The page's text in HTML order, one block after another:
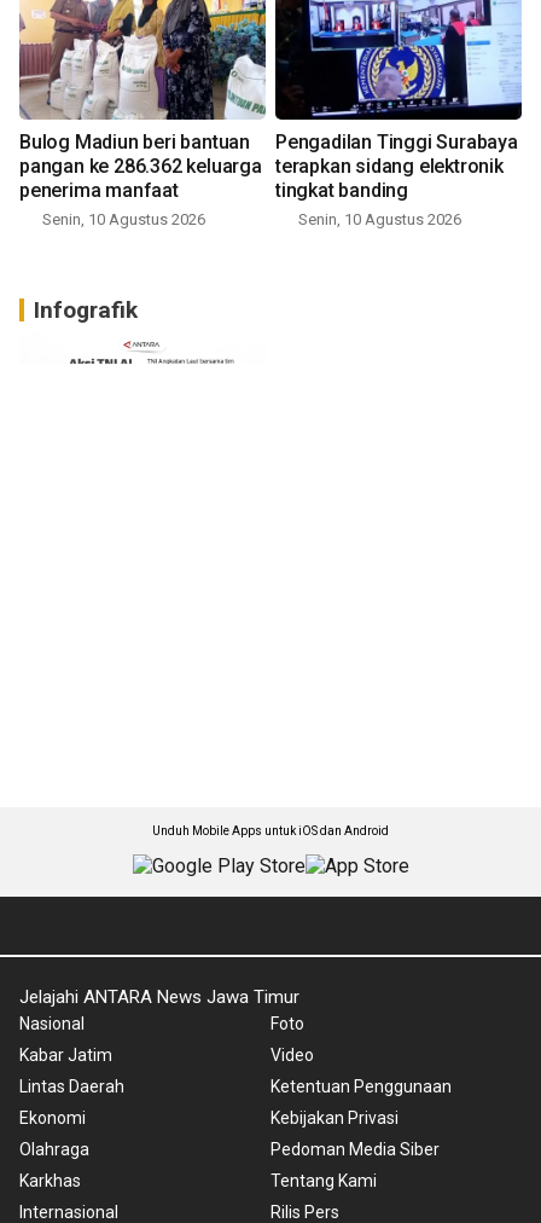
Bulog Madiun beri bantuan
pangan ke 286.362 keluarga
penerima manfaat
Senin, 10 Agustus 2026
Pengadilan Tinggi Surabaya
terapkan sidang elektronik
tingkat banding
Senin, 10 Agustus 2026
Infografik
Unduh Mobile Apps untuk iOS dan Android
Jelajahi ANTARA News Jawa Timur
Nasional
Kabar Jatim
Lintas Daerah
Ekonomi
Olahraga
Karkhas
Internasional
Foto
Video
Ketentuan Penggunaan
Kebijakan Privasi
Pedoman Media Siber
Tentang Kami
Rilis Pers